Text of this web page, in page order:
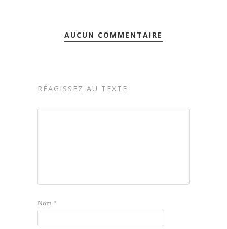
AUCUN COMMENTAIRE
RÉAGISSEZ AU TEXTE
Nom*